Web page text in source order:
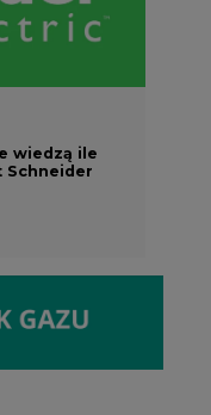
wiedzą ile
Schneider